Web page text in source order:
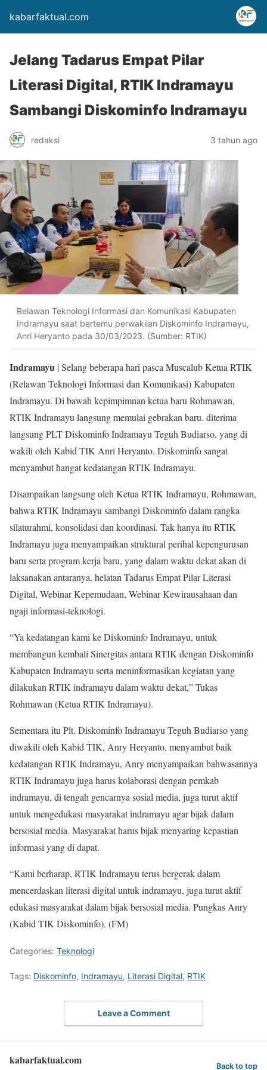
kabarfaktual.com
Jelang Tadarus Empat Pilar
Literasi Digital, RTIK Indramayu
Sambangi Diskominfo Indramayu
redaksi 3 tahun ago
Relawan Teknologi Informasi dan Komunikasi Kabupaten
Indramayu saat bertemu perwakilan Diskominfo Indramayu,
Anri Heryanto pada 30/03/2023. (Sumber: RTIK)
Indramayu | Selang beberapa hari pasca Muscalub Ketua RTIK
(Relawan Teknologi Informasi dan Komunikasi) Kabupaten
Indramayu. Di bawah kepimpimnan ketua baru Rohmawan,
RTIK Indramayu langsung memulai gebrakan baru. diterima
langsung PLT Diskominfo Indramayu Teguh Budiarso, yang di
wakili oleh Kabid TIK Anri Heryanto. Diskominfo sangat
menyambut hangat kedatangan RTIK Indramayu.
Disampaikan langsung oleh Ketua RTIK Indramayu, Rohmawan,
bahwa RTIK Indramayu sambangi Diskominfo dalam rangka
silaturahmi, konsolidasi dan koordinasi. Tak hanya itu RTIK
Indramayu juga menyampaikan struktural perihal kepengurusan
baru serta program kerja baru, yang dalam waktu dekat akan di
laksanakan antaranya, helatan Tadarus Empat Pilar Literasi
Digital, Webinar Kepemudaan, Webinar Kewirausahaan dan
ngaji informasi-teknologi.
“Ya kedatangan kami ke Diskominfo Indramayu, untuk
membangun kembali Sinergitas antara RTIK dengan Diskominfo
Kabupaten Indramayu serta meninformasikan kegiatan yang
dilakukan RTIK indramayu dalam waktu dekat,” Tukas
Rohmawan (Ketua RTIK Indramayu).
Sementara itu Plt. Diskominfo Indramayu Teguh Budiarso yang
diwakili oleh Kabid TIK, Anry Heryanto, menyambut baik
kedatangan RTIK Indramayu, Anry menyampaikan bahwasannya
RTIK Indramayu juga harus kolaborasi dengan pemkab
indramayu, di tengah gencarnya sosial media, juga turut aktif
untuk mengedukasi masyarakat indramayu agar bijak dalam
bersosial media. Masyarakat harus bijak menyaring kepastian
informasi yang di dapat.
“Kami berharap, RTIK Indramayu terus bergerak dalam
mencerdaskan literasi digital untuk indramayu, juga turut aktif
edukasi masyarakat dalam bijak bersosial media. Pungkas Anry
(Kabid TIK Diskominfo). (FM)
Categories: Teknologi
Tags: Diskominfo, Indramayu, Literasi Digital, RTIK
Leave a Comment
kabarfaktual.com Back to top